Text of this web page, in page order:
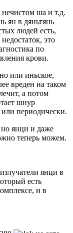
ша и т.д.
ян в дяньтянь
людей есть,
это
по
крови.
или иньское,
вреден на таком
а потом
шнур
периодически.
янци и даже
теперь можем.
янци в
есть
и в